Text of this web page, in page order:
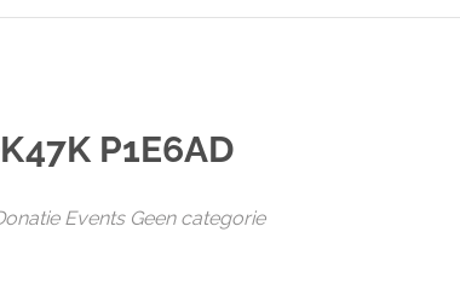
P1E6AD
Events Geen categorie